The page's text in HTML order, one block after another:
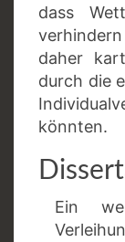
dass
daher
durch die
könnten.
Ein